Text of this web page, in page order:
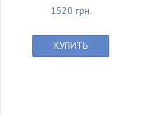
1520 грн.
КУПИТЬ